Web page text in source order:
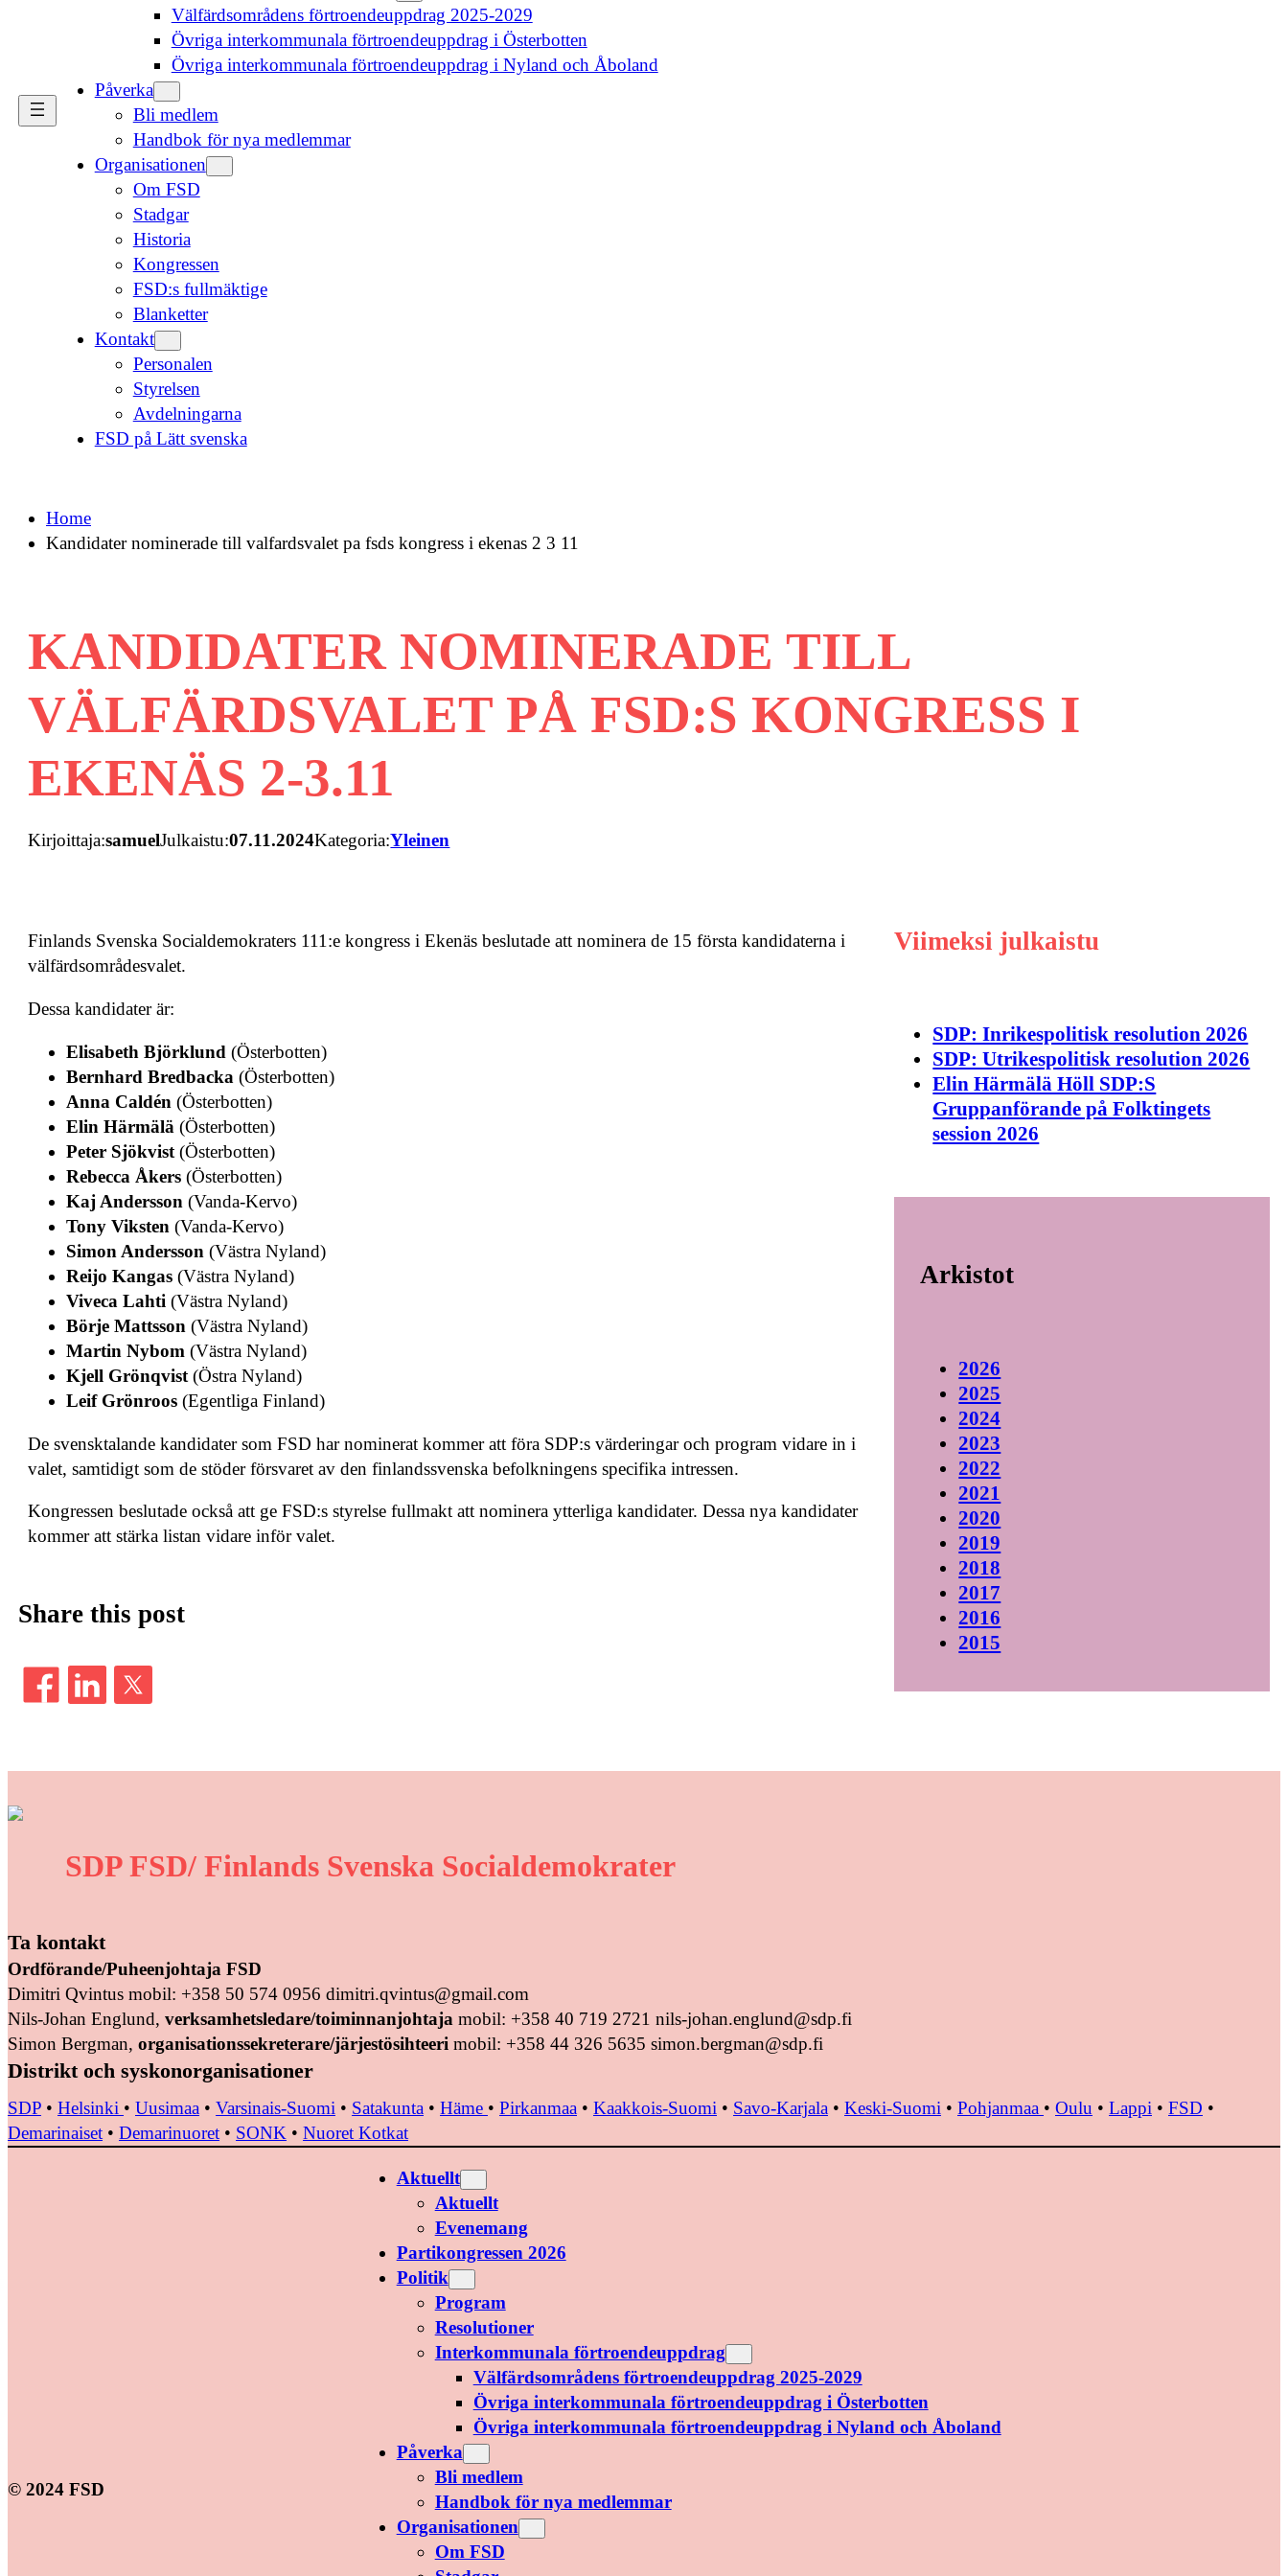
Välfärdsområdens förtroendeuppdrag 2025-2029
Övriga interkommunala förtroendeuppdrag i Österbotten
Övriga interkommunala förtroendeuppdrag i Nyland och Åboland
Påverka
Bli medlem
Handbok för nya medlemmar
Organisationen
Om FSD
Stadgar
Historia
Kongressen
FSD:s fullmäktige
Blanketter
Kontakt
Personalen
Styrelsen
Avdelningarna
FSD på Lätt svenska
Home
Kandidater nominerade till valfardsvalet pa fsds kongress i ekenas 2 3 11
KANDIDATER NOMINERADE TILL
VÄLFÄRDSVALET PÅ FSD:S KONGRESS I
EKENÄS 2-3.11
Kirjoittaja:samuelJulkaistu:07.11.2024Kategoria:Yleinen
Finlands Svenska Socialdemokraters 111:e kongress i Ekenäs beslutade att nominera de 15 första kandidaterna i
välfärdsområdesvalet.
Dessa kandidater är:
Elisabeth Björklund (Österbotten)
Bernhard Bredbacka(Österbotten)
Anna Caldén (Österbotten)
Elin Härmälä(Österbotten)
Peter Sjökvist (Österbotten)
Rebecca Åkers(Österbotten)
Kaj Andersson(Vanda-Kervo)
Tony Viksten (Vanda-Kervo)
Simon Andersson (Västra Nyland)
Reijo Kangas (Västra Nyland)
Viveca Lahti(Västra Nyland)
Börje Mattsson (Västra Nyland)
Martin Nybom (Västra Nyland)
Kjell Grönqvist(Östra Nyland)
Leif Grönroos (Egentliga Finland)
De svensktalande kandidater som FSD har nominerat kommer att föra SDP:s värderingar och program vidare in i
valet, samtidigt som de stöder försvaret av den finlandssvenska befolkningens specifika intressen.
Kongressen beslutade också att ge FSD:s styrelse fullmakt att nominera ytterliga kandidater. Dessa nya kandidater
kommer att stärka listan vidare inför valet.
Share this post
Viimeksi julkaistu
SDP: Inrikespolitisk resolution 2026
SDP: Utrikespolitisk resolution 2026
Elin Härmälä Höll SDP:S
Gruppanförande på Folktingets
session 2026
Arkistot
2026
2025
2024
2023
2022
2021
2020
2019
2018
2017
2016
2015
SDP FSD/ Finlands Svenska Socialdemokrater
Ta kontakt
Ordförande/Puheenjohtaja FSD
Dimitri Qvintus mobil: +358 50 574 0956 dimitri.qvintus@gmail.com
Nils-Johan Englund, verksamhetsledare/toiminnanjohtaja mobil: +358 40 719 2721 nils-johan.englund@sdp.fi
Simon Bergman, organisationssekreterare/järjestösihteeri mobil: +358 44 326 5635 simon.bergman@sdp.fi
Distrikt och syskonorganisationer
SDP • Helsinki • Uusimaa • Varsinais-Suomi • Satakunta • Häme • Pirkanmaa • Kaakkois-Suomi • Savo-Karjala • Keski-Suomi • Pohjanmaa • Oulu • Lappi • FSD •
Demarinaiset • Demarinuoret • SONK • Nuoret Kotkat
© 2024 FSD
Aktuellt
Aktuellt
Evenemang
Partikongressen 2026
Politik
Program
Resolutioner
Interkommunala förtroendeuppdrag
Välfärdsområdens förtroendeuppdrag 2025-2029
Övriga interkommunala förtroendeuppdrag i Österbotten
Övriga interkommunala förtroendeuppdrag i Nyland och Åboland
Påverka
Bli medlem
Handbok för nya medlemmar
Organisationen
Om FSD